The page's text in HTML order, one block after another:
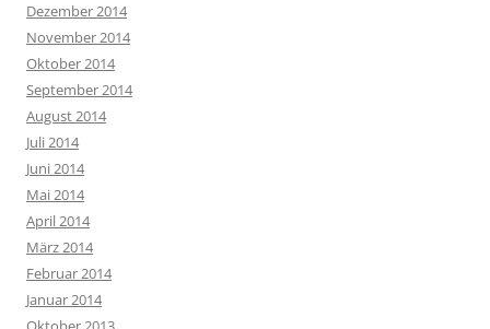
Dezember 2014
November 2014
Oktober 2014
September 2014
August 2014
Juli 2014
Juni 2014
Mai 2014
April 2014
März 2014
Februar 2014
Januar 2014